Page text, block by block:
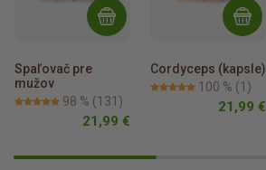
Spaľovač pre
mužov
98 % (131)
21,99 €
Cordyceps (kapsle)
100 % (1)
21,99 €